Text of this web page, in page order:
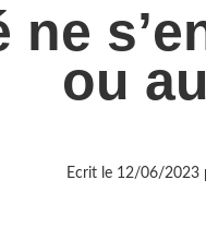
ne
ou
Ecrit le 12/06/2023